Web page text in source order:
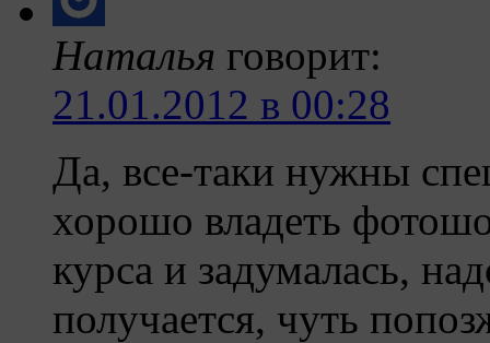
Наталья говорит:
21.01.2012 в 00:28
Да, все-таки нужны
хорошо владеть
курса и задумалась,
получается, чуть